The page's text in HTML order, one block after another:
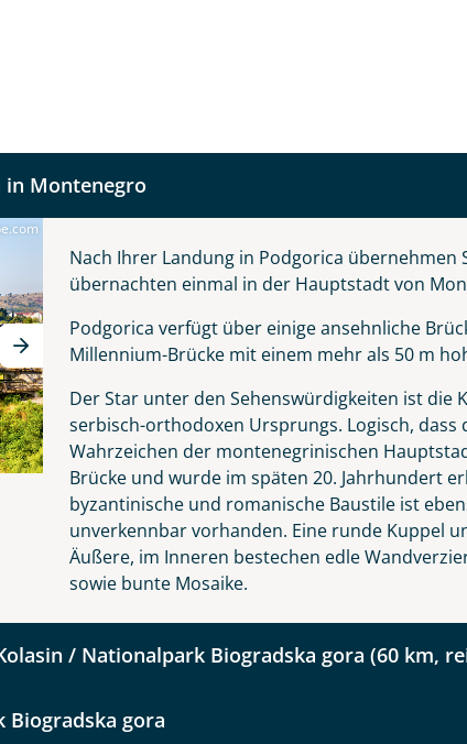
Highlights
Montenegro
Nach Ihrer Landung in Podgorica übernehmen
übernachten einmal in der Hauptstadt von
Podgorica verfügt über einige ansehnliche
Millennium-Brücke mit einem mehr als 50 m
Der Star unter den Sehenswürdigkeiten ist die
serbisch-orthodoxen Ursprungs. Logisch, dass
Wahrzeichen der montenegrinischen
Brücke und wurde im späten 20. Jahrhundert
byzantinische und romanische Baustile ist
unverkennbar vorhanden. Eine runde Kuppel
Äußere, im Inneren bestechen edle
sowie bunte Mosaike.
/ Nationalpark Biogradska gora (60 km,
Biogradska gora
Ihr Urlaub - so individuell wie Sie. Teilen Sie
kontaktieren Sie, um alles Weitere zu besprechen.
Telefon
Anzahl Kinder